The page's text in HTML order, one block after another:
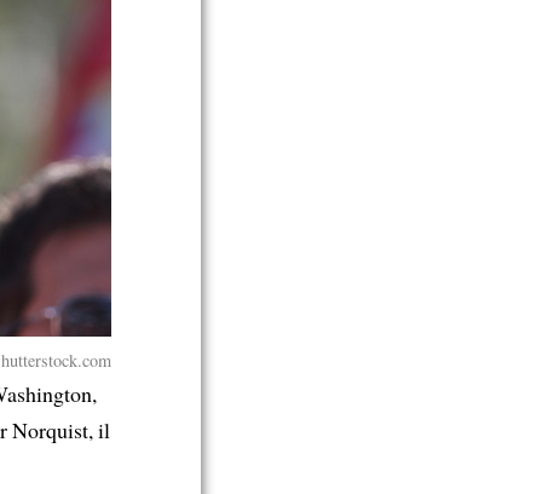
Norquist, il